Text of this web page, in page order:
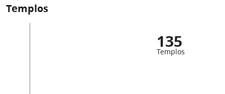
Templos
135
Templos